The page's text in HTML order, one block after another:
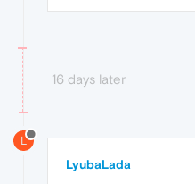
16 days later
L
LyubaLada